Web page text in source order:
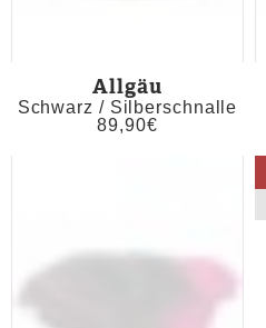
Allgäu
Schwarz / Silberschnalle
89,90€